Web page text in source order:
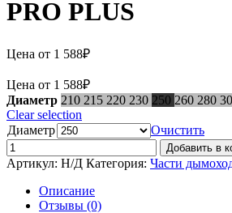
PRO PLUS
Цена от 1 588₽
Цена от 1 588₽
Диаметр 210 215 220 230 250 260 280
Clear selection
Диаметр
Очистить
Добавить в
Артикул: Н/Д Категория: Части
Описание
Отзывы (0)